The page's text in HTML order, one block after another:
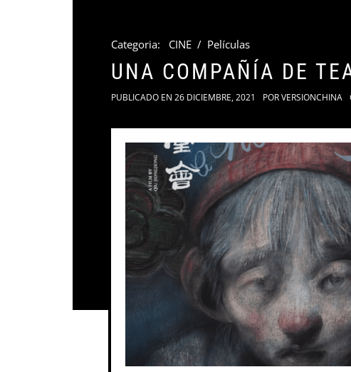
Categoria: CINE / Películas
UNA COMPAÑÍA DE
PUBLICADO EN 26 DICIEMBRE, 2021 PORVERSIONCHINA